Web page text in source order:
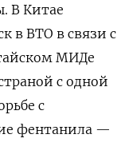
В Китае
в ВТО в связи с
МИДе
с одной
с
фентанила —